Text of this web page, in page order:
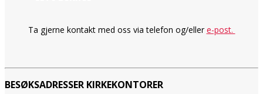
Ta gjerne kontakt med oss via telefon og/ellere-post.
BESØKSADRESSER KIRKEKONTORER